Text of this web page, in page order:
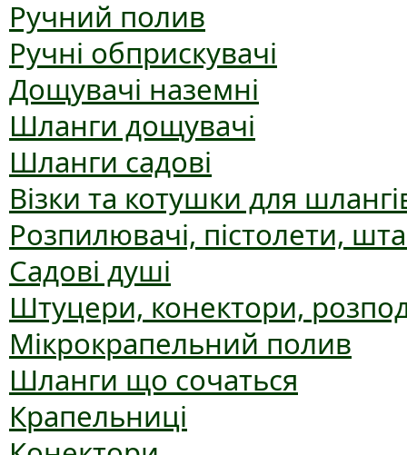
Ручний полив
Ручні обприскувачі
Дощувачі наземні
Шланги дощувачі
Шланги садові
Візки та котушки для
Розпилювачі, пістолети,
Садові душі
Штуцери, конектори,
Мікрокрапельний полив
Шланги що сочаться
Крапельниці